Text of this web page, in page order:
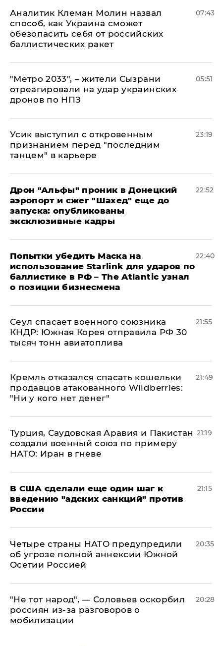
Аналитик Клеман Молин назвал
способ, как Украина сможет
обезопасить себя от российских
баллистических ракет
07:43
"Метро 2033", – жители Сызрани
отреагировали на удар украинских
дронов по НПЗ
05:51
Усик выступил с откровенным
признанием перед "последним
танцем" в карьере
23:19
Дрон "Альфы" проник в Донецкий
аэропорт и сжег "Шахед" еще до
запуска: опубликованы
эксклюзивные кадры
22:52
Попытки убедить Маска на
использование Starlink для ударов по
баллистике в РФ – The Atlantic узнал
о позиции бизнесмена
22:40
​Сеул спасает военного союзника
КНДР: Южная Корея отправила РФ 30
тысяч тонн авиатоплива
21:55
Кремль отказался спасать кошельки
продавцов атакованного Wildberries:
"Ни у кого нет денег"
21:49
Турция, Саудовская Аравия и Пакистан
создали военный союз по примеру
НАТО: Иран в гневе
21:19
В США сделали еще один шаг к
введению "адских санкций" против
России
21:15
Четыре страны НАТО предупредили
об угрозе полной аннексии Южной
Осетии Россией
20:35
​"Не тот народ", — Соловьев оскорбил
россиян из-за разговоров о
мобилизации
20:28